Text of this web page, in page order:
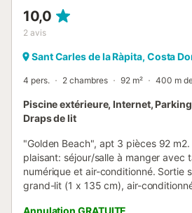
10,0
2 avis
Sant Carles de la Ràpita, Costa
4 pers. 2 chambres 92 m² 400 m
Piscine extérieure, Internet,
Draps de lit
"Golden Beach", apt 3 pièces 92
plaisant: séjour/salle à manger avec
numérique et air-conditionné. Sortie
grand-lit (1 x 135 cm), air-
Annulation GRATUITE